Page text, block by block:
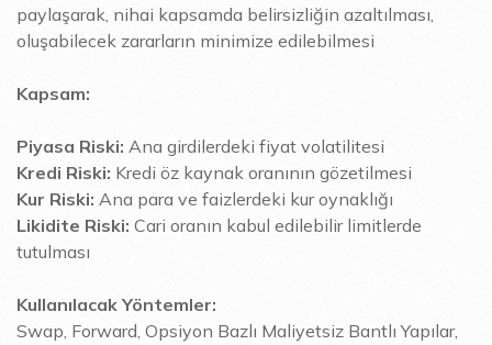
paylaşarak, nihai kapsamda belirsizliğin azaltılması,
oluşabilecek zararların minimize edilebilmesi
Kapsam:
Piyasa Riski: Ana girdilerdeki fiyat volatilitesi
Kredi Riski: Kredi öz kaynak oranının gözetilmesi
Kur Riski: Ana para ve faizlerdeki kur oynaklığı
Likidite Riski: Cari oranın kabul edilebilir limitlerde
tutulması
Kullanılacak Yöntemler:
Swap, Forward, Opsiyon Bazlı Maliyetsiz Bantlı Yapılar,